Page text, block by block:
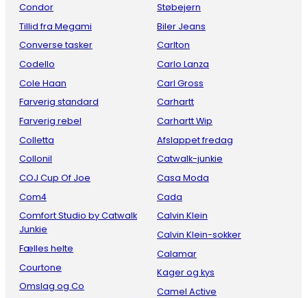
Condor
Tillid fra Megami
Converse tasker
Codello
Cole Haan
Farverig standard
Farverig rebel
Colletta
Collonil
COJ Cup Of Joe
Com4
Comfort Studio by Catwalk
Junkie
Fælles helte
Courtone
Omslag og Co
Støbejern
Biler Jeans
Carlton
Carlo Lanza
Carl Gross
Carhartt
Carhartt Wip
Afslappet fredag
Catwalk-junkie
Casa Moda
Cada
Calvin Klein
Calvin Klein-sokker
Calamar
Kager og kys
Camel Active